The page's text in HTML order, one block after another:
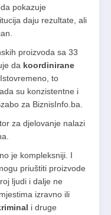
pokazuje
daju rezultate, ali
proizvoda sa 33
da koordinirane
to
su konzistentne i
za BiznisInfo.ba.
za djelovanje nalazi
je kompleksniji. I
priuštiti proizvode
ljudi i dalje ne
izravno ili
i druge